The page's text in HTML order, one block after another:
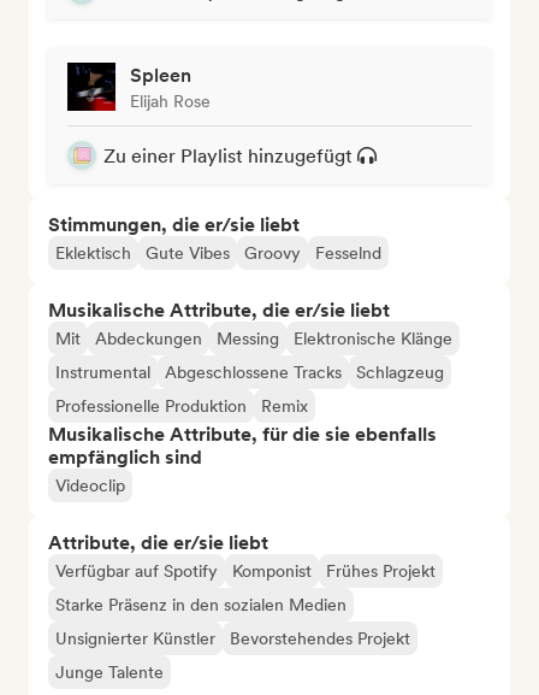
Spleen
Elijah Rose
Zu einer Playlist hinzugefügt
Stimmungen, die er/sie liebt
Eklektisch Gute Vibes Groovy Fesselnd
Musikalische Attribute, die er/sie liebt
Mit Abdeckungen Messing
Elektronische Klänge
Instrumental
Abgeschlossene Tracks
Schlagzeug
Professionelle Produktion
Remix
Musikalische Attribute, für die sie ebenfalls
empfänglich sind
Videoclip
Attribute, die er/sie liebt
Verfügbar auf Spotify Komponist
Frühes Projekt
Starke Präsenz in den sozialen Medien
Unsignierter Künstler
Bevorstehendes Projekt
Junge Talente